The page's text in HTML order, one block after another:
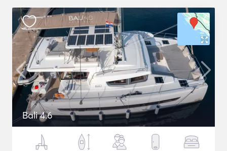
Bali 4.6